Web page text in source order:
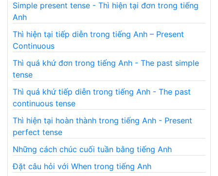
Simple present tense - Thì hiện tại đơn trong tiếng
Anh
Thì hiện tại tiếp diễn trong tiếng Anh – Present
Continuous
Thì quá khứ đơn trong tiếng Anh - The past simple
tense
Thì quá khứ tiếp diễn trong tiếng Anh - The past
continuous tense
Thì hiện tại hoàn thành trong tiếng Anh - Present
perfect tense
Những cách chúc cuối tuần bằng tiếng Anh
Đặt câu hỏi với When trong tiếng Anh